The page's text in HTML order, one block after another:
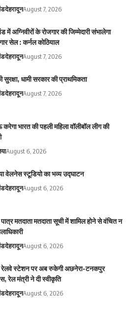
देहरादूनAugust 7, 2026
में अग्निवीरों के रोजगार की जिम्मेदारी संभालेगा
सेल : कर्नल कोठियाल
देहरादूनAugust 7, 2026
धामी सरकार की प्राथमिकता
देहरादूनAugust 7, 2026
भारत की पहली महिला वॉलीबॉल लीग की
August 6, 2026
वेलनेस स्टूडियो का भव्य उद्घाटन
देहरादूनAugust 6, 2026
मतदाता मतदाता सूची में शामिल होने से वंचित न
देहरादूनAugust 6, 2026
रेलवे स्टेशन पर अब रुकेगी अछनेरा-टनकपुर
रेल मंत्री ने दी स्वीकृति
देहरादूनAugust 6, 2026